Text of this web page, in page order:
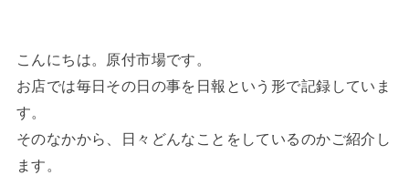
こんにちは。原付市場です。
お店では毎日その日の事を日報という形で記録していま
す。
そのなかから、日々どんなことをしているのかご紹介し
ます。